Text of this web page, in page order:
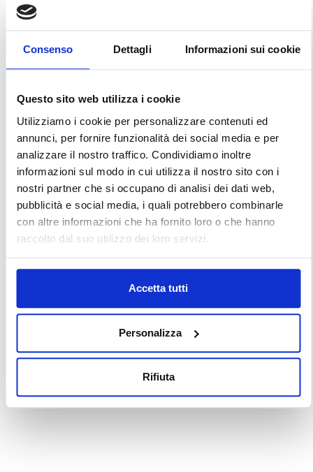
Consenso Dettagli Informazioni sui cookie
Questo sito web utilizza i cookie
Utilizziamo i cookie per personalizzare contenuti ed
annunci, per fornire funzionalità dei social media e per
analizzare il nostro traffico. Condividiamo inoltre
informazioni sul modo in cui utilizza il nostro sito con i
nostri partner che si occupano di analisi dei dati web,
pubblicità e social media, i quali potrebbero combinarle
con altre informazioni che ha fornito loro o che hanno
raccolto dal suo utilizzo dei loro servizi.
Accetta tutti
Personalizza
Rifiuta